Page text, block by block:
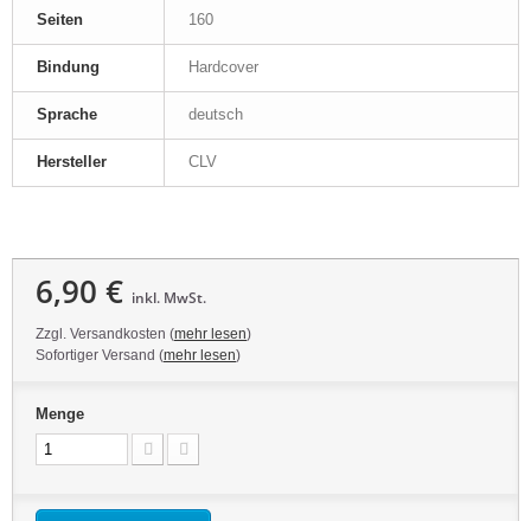
Seiten 160
Bindung Hardcover
Sprache deutsch
Hersteller CLV
6,90 € inkl. MwSt.
Zzgl. Versandkosten (mehr lesen)
Sofortiger Versand (mehr lesen)
Menge